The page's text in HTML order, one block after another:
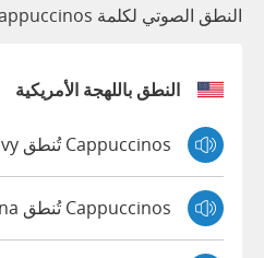
النطق الصوتي لكلمة Cappuccinos
النطق باللهجة الأمريكية
Cappuccinos تُنطق Ivy
Cappuccinos تُنطق Joanna